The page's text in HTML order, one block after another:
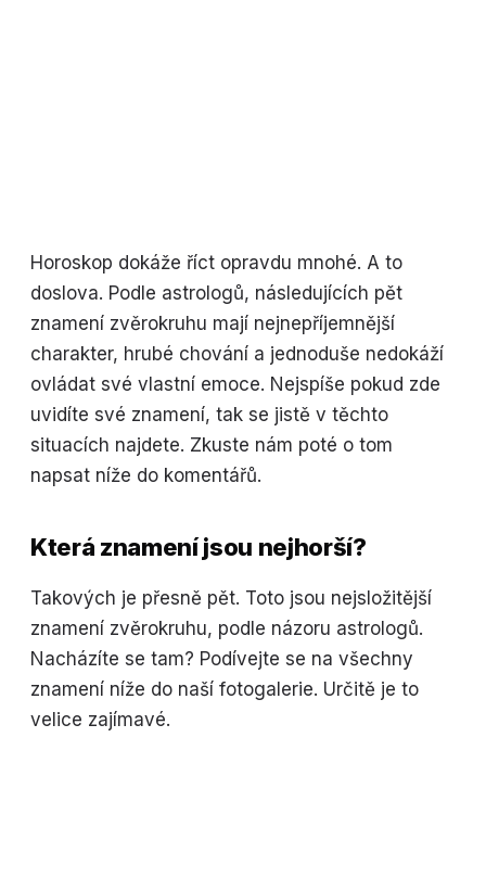
Horoskop dokáže říct opravdu mnohé. A to
doslova. Podle astrologů, následujících pět
znamení zvěrokruhu mají nejnepříjemnější
charakter, hrubé chování a jednoduše nedokáží
ovládat své vlastní emoce. Nejspíše pokud zde
uvidíte své znamení, tak se jistě v těchto
situacích najdete. Zkuste nám poté o tom
napsat níže do komentářů.
Která znamení jsou nejhorší?
Takových je přesně pět. Toto jsou nejsložitější
znamení zvěrokruhu, podle názoru astrologů.
Nacházíte se tam? Podívejte se na všechny
znamení níže do naší fotogalerie. Určitě je to
velice zajímavé.